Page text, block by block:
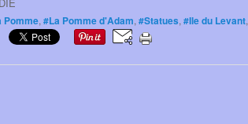
Pomme, #La Pomme d'Adam, #Statues, #Ile du Levant,